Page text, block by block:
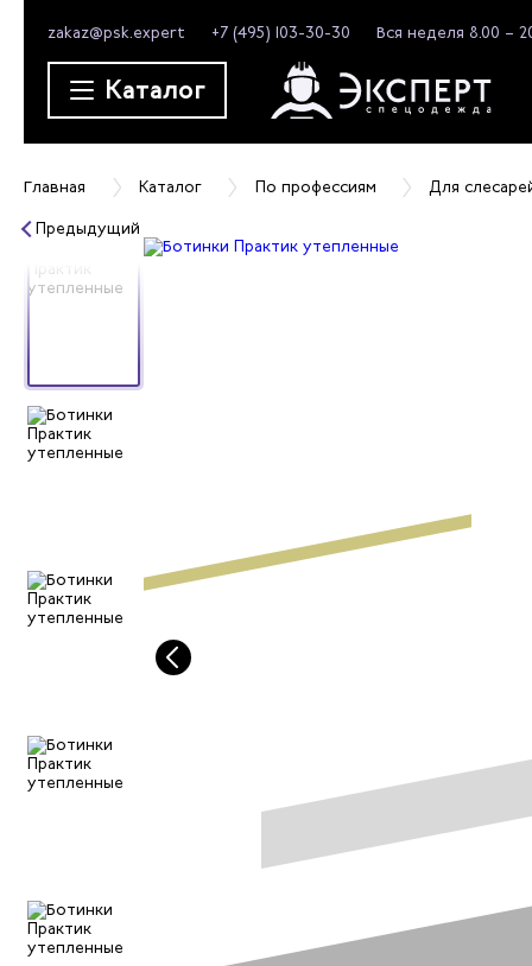
zakaz@psk.expert +7 (495) 103-30-30 Вся неделя 8.00 –
Каталог
Главная Каталог По профессиям
Для
Предыдущий